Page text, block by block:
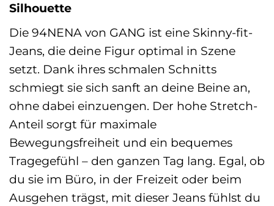
Silhouette
Die 94NENA von GANG ist eine Skinny-fit-
Jeans, die deine Figur optimal in Szene
setzt. Dank ihres schmalen Schnitts
schmiegt sie sich sanft an deine Beine an,
ohne dabei einzuengen. Der hohe Stretch-
Anteil sorgt für maximale
Bewegungsfreiheit und ein bequemes
Tragegefühl – den ganzen Tag lang. Egal, ob
du sie im Büro, in der Freizeit oder beim
Ausgehen trägst, mit dieser Jeans fühlst du